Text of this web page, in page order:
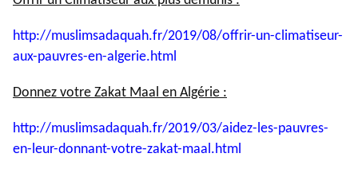
http://muslimsadaquah.fr/2019/08/offrir-un-climatiseur-
aux-pauvres-en-algerie.html
Donnez votre Zakat Maal en Algérie :
http://muslimsadaquah.fr/2019/03/aidez-les-pauvres-
en-leur-donnant-votre-zakat-maal.html